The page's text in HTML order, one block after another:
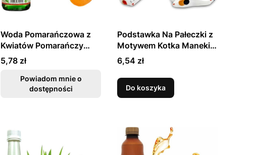
Woda Pomarańczowa z
Kwiatów Pomarańczy
245ml SAMRA
Cena
5,78 zł
Powiadom mnie o
dostępności
Podstawka Na Pałeczki z
Motywem Kotka Maneki-
Neko EMRO AZIATICA
Cena
6,54 zł
Do koszyka